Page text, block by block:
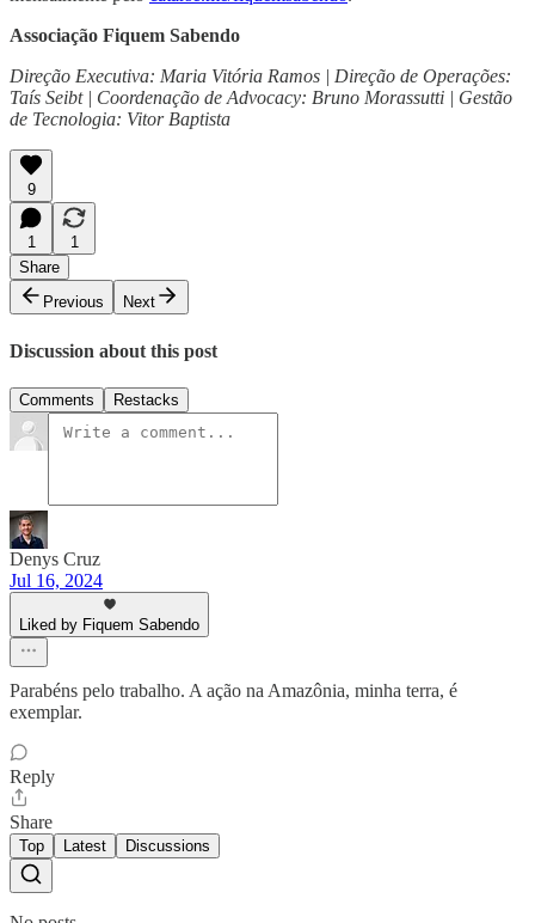
Associação Fiquem Sabendo
Direção Executiva: Maria Vitória Ramos | Direção de Operações:
Taís Seibt | Coordenação de Advocacy: Bruno Morassutti | Gestão
de Tecnologia: Vitor Baptista
9
1
1
Share
Previous
Next
Discussion about this post
Comments Restacks
Denys Cruz
Jul 16, 2024
Liked by Fiquem Sabendo
Parabéns pelo trabalho. A ação na Amazônia, minha terra, é
exemplar.
Reply
Share
Top Latest Discussions